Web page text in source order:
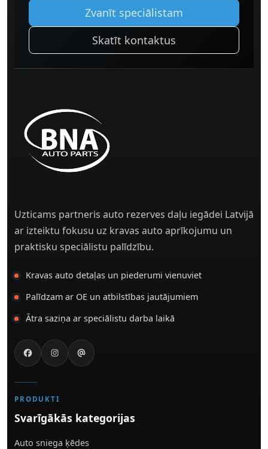
Zvanīt speciālistam
Skatīt kontaktus
Uzticams partneris auto rezerves daļu iegādei Latvijā
ar izteiktu fokusu uz kravas auto aprīkojumu un
praktisku speciālistu palīdzību.
Kravas auto detaļas un piederumi vienuviet
Palīdzam ar OE un atbilstības jautājumiem
Ātra saziņa ar speciālistu darba laikā
PRODUKTI
Svarīgākās kategorijas
Auto sniega ķēdes